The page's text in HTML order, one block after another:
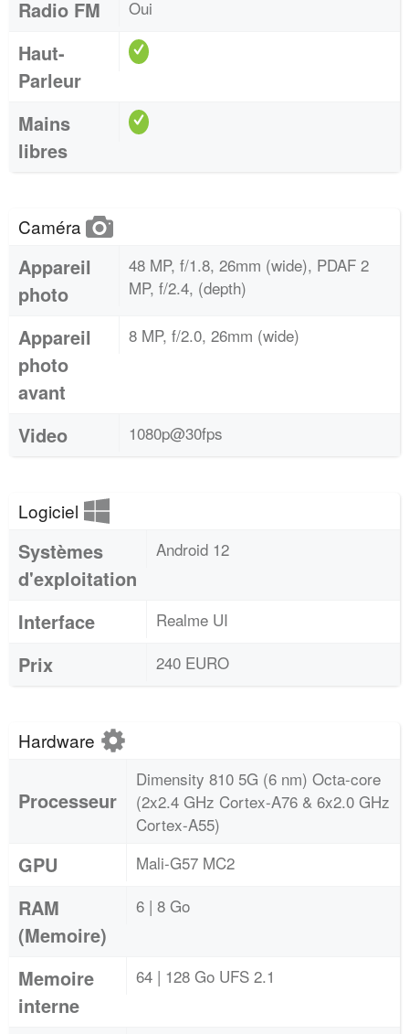
Radio FM Oui
Haut-
Parleur
Mains
libres
Caméra
Appareil
photo
48 MP, f/1.8, 26mm (wide), PDAF 2
MP, f/2.4, (depth)
Appareil
photo
avant
8 MP, f/2.0, 26mm (wide)
Video 1080p@30fps
Logiciel
Systèmes
d'exploitation
Android 12
Interface Realme UI
Prix 240 EURO
Hardware
Processeur
Dimensity 810 5G (6 nm) Octa-core
(2x2.4 GHz Cortex-A76 & 6x2.0 GHz
Cortex-A55)
GPU Mali-G57 MC2
RAM
(Memoire)
6 | 8 Go
Memoire
interne
64 | 128 Go UFS 2.1